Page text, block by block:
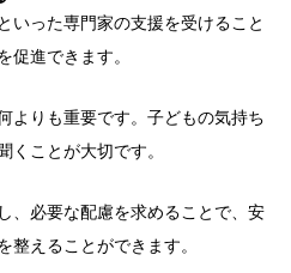
いった専門家の支援を受けること
促進できます。
よりも重要です。子どもの気持ち
くことが大切です。
、必要な配慮を求めることで、安
整えることができます。